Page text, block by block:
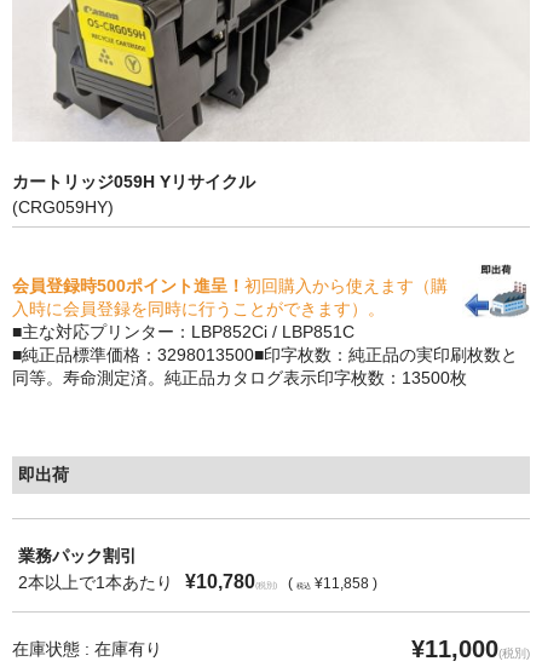
よくある質問
保証受付中
トナー・ドラム交換・修理
プリンタ補償
貴社都合返品
購入ガイド
トナーの種類と比較
もっと安い販売店があります。何が違うのですか？
リサイクルトナーで経費削減
リサイクルトナーの評価
カートリッジ059H Yリサイクル
(CRG059HY)
会員登録時500ポイント進呈！ 初回購入から使えます（購
入時に会員登録を同時に行うことができます）。
■主な対応プリンター：LBP852Ci / LBP851C
■純正品標準価格：3298013500■印字枚数：純正品の実印刷枚数と
同等。寿命測定済。純正品カタログ表示印字枚数：13500枚
即出荷
業務パック割引
2本以上で1本あたり
¥10,780(税別) ( 税込 ¥11,858 )
在庫状態 : 在庫有り ¥11,000(税別)